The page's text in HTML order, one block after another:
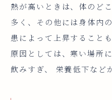
熱が高いときは、体のど
多く、その他には身体内
患によって上昇すること
原因としては、寒い場所
飲みすぎ、 栄養低下など